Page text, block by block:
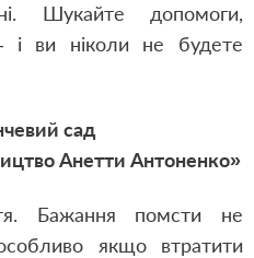
Шукайте допомоги,
і ви ніколи не будете
сад
Анетти Антоненко»
Бажання помсти не
якщо втратити